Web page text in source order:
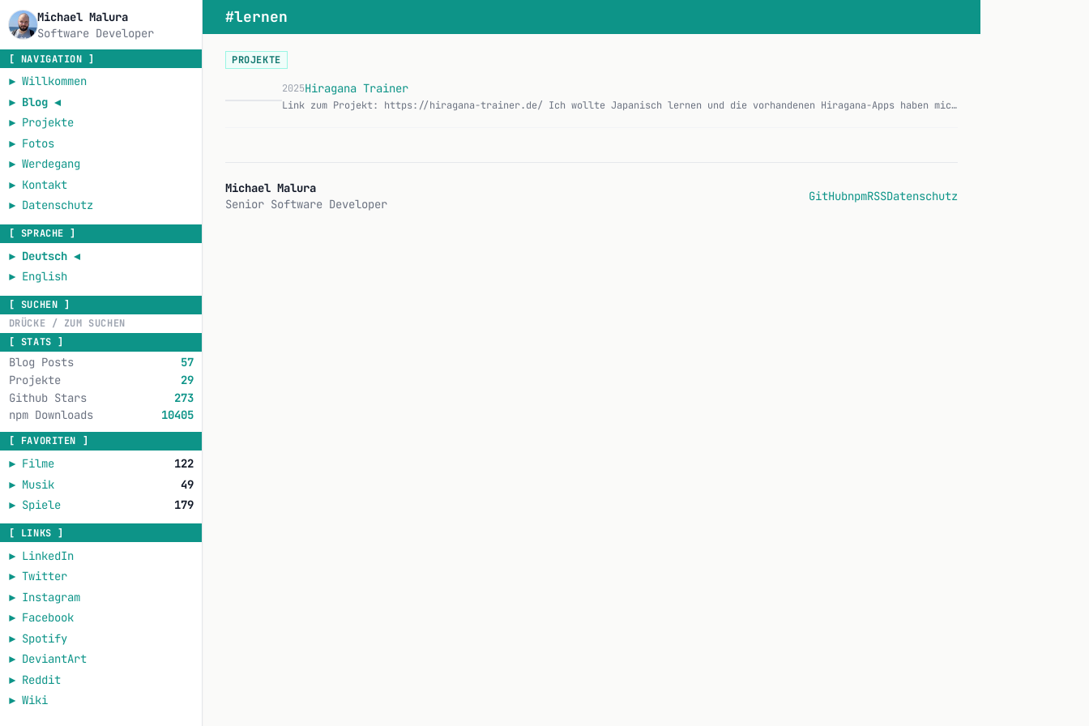
Michael Malura
Software Developer
[ NAVIGATION ]
► Willkommen
► Blog◄
► Projekte
► Fotos
► Werdegang
► Kontakt
► Datenschutz
[ SPRACHE ]
► Deutsch◄
► English
[ SUCHEN ]
[ STATS ]
Blog Posts
57
Projekte
29
Github Stars
273
npm Downloads
10405
[ FAVORITEN ]
► Filme
122
► Musik
49
► Spiele 179
[ LINKS ]
► LinkedIn
► Twitter
► Instagram
► Facebook
► Spotify
► DeviantArt
► Reddit
► Wiki
#lernen
PROJEKTE
2025Hiragana Trainer
Link zum Projekt: https://hiragana-trainer.de/ Ich wollte Japanisch lernen und die vorhandenen Hiragana-Apps haben mich genervt. Also hab ich mir selbst eine ge…
Michael Malura
Senior Software Developer
GitHubnpmRSSDatenschutz